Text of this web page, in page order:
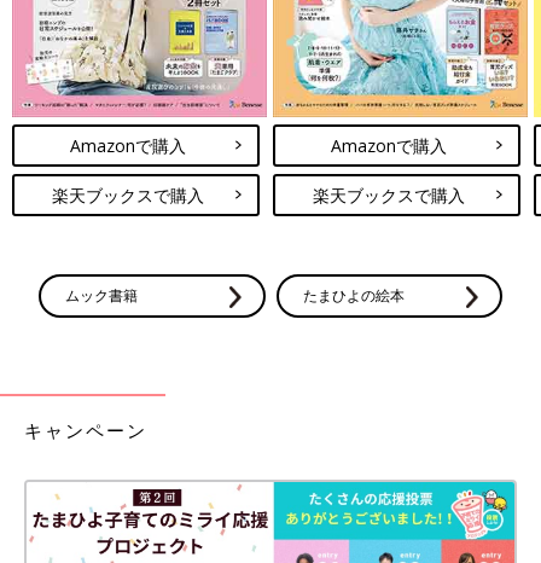
Amazonで購入
楽天ブックスで購入
Amazonで購入
楽天ブックスで購入
ムック書籍 たまひよの絵本
キャンペーン